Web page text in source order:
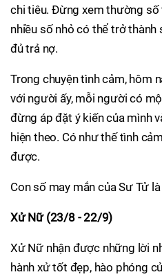
chi tiêu. Đừng xem thường số
nhiều số nhỏ có thể trở thành
đủ trả nợ.
Trong chuyện tình cảm, hôm
với người ấy, mỗi người có
đừng áp đặt ý kiến của mình
hiện theo. Có như thế tình
được.
Con số may mắn của Sư Tử là
Xử Nữ (23/8 - 22/9)
Xử Nữ nhận được những lời
hành xử tốt đẹp, hào phóng